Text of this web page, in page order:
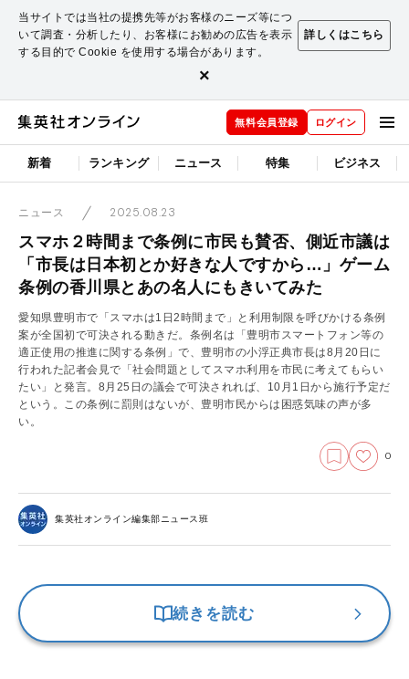
当サイトでは当社の提携先等がお客様のニーズ等につ
いて調査・分析したり、お客様にお勧めの広告を表示
する目的で Cookie を使用する場合があります。
詳しくはこちら
×
無料会員登録 ログイン
新着 ランキング ニュース 特集 ビジネス
ニュース 2025.08.23
スマホ２時間まで条例に市民も賛否、側近市議は
「市長は日本初とか好きな人ですから…」ゲーム
条例の香川県とあの名人にもきいてみた
愛知県豊明市で「スマホは1日2時間まで」と利用制限を呼びかける条例
案が全国初で可決される動きだ。条例名は「豊明市スマートフォン等の
適正使用の推進に関する条例」で、豊明市の小浮正典市長は8月20日に
行われた記者会見で「社会問題としてスマホ利用を市民に考えてもらい
たい」と発言。8月25日の議会で可決されれば、10月1日から施行予定だ
という。この条例に罰則はないが、豊明市民からは困惑気味の声が多
い。
0
集英社オンライン編集部ニュース班
続きを読む